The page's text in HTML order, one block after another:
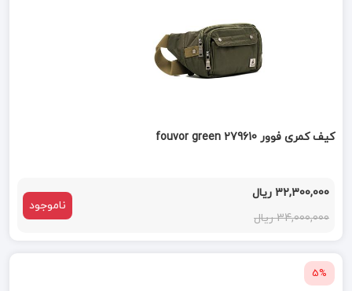
کیف کمری فوور fouvor green 279610
32,300,000 ریال
34,000,000 ریال
ناموجود
5%